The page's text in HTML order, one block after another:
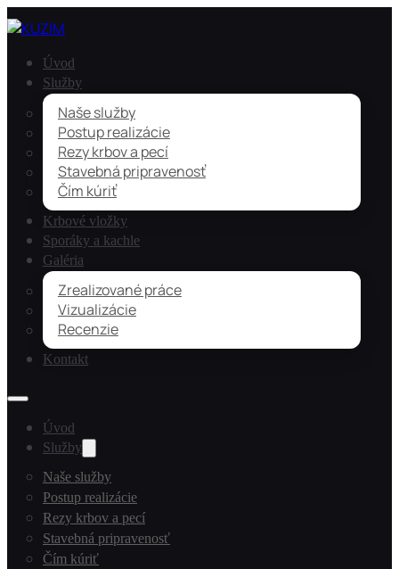
Úvod
Služby
Naše služby
Postup realizácie
Rezy krbov a pecí
Stavebná pripravenosť
Čím kúriť
Krbové vložky
Sporáky a kachle
Galéria
Zrealizované práce
Vizualizácie
Recenzie
Kontakt
Úvod
Služby
Naše služby
Postup realizácie
Rezy krbov a pecí
Stavebná pripravenosť
Čím kúriť